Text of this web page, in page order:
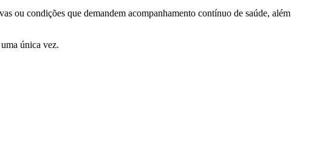
ou condições que demandem acompanhamento contínuo de saúde, além
única vez.